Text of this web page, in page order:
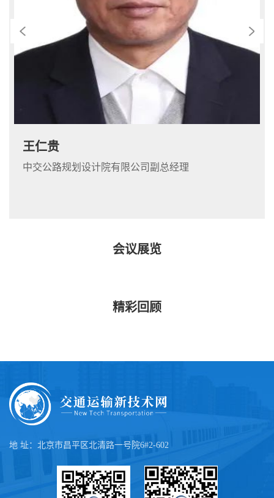
王仁贵
中交公路规划设计院有限公司副总经理
会议展览
精彩回顾
地 址：北京市昌平区北清路一号院6#2-602